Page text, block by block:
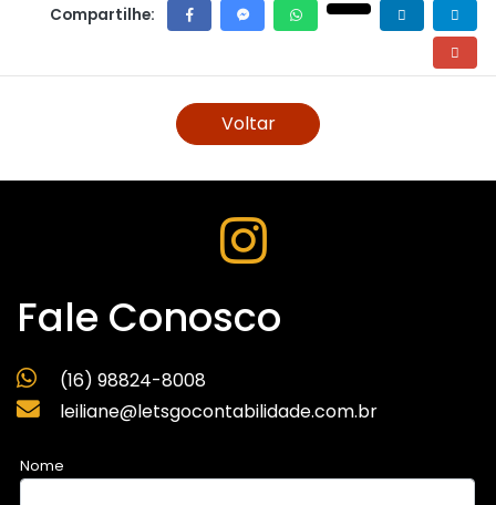
Compartilhe:
Voltar
Fale Conosco
(16) 98824-8008
leiliane@letsgocontabilidade.com.br
Nome